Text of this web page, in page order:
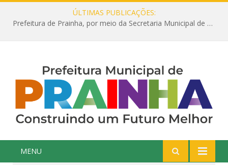
ÚLTIMAS PUBLICAÇÕES:
Prefeitura de Prainha, por meio da Secretaria Municipal de Educação, abre 354 vagas na área da Educação para 2025 com processo seletivo simplificado
MENU